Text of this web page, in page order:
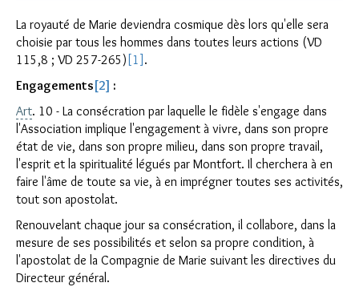
La royauté de Marie deviendra cosmique dès lors qu'elle sera
choisie par tous les hommes dans toutes leurs actions (VD
115,8 ; VD 257-265) [1] .
Engagements[2] :
Art. 10 - La consécration par laquelle le fidèle s'engage dans
l'Association implique l'engagement à vivre, dans son propre
état de vie, dans son propre milieu, dans son propre travail,
l'esprit et la spiritualité légués par Montfort. Il cherchera à en
faire l'âme de toute sa vie, à en imprégner toutes ses activités,
tout son apostolat.
Renouvelant chaque jour sa consécration, il collabore, dans la
mesure de ses possibilités et selon sa propre condition, à
l'apostolat de la Compagnie de Marie suivant les directives du
Directeur général.